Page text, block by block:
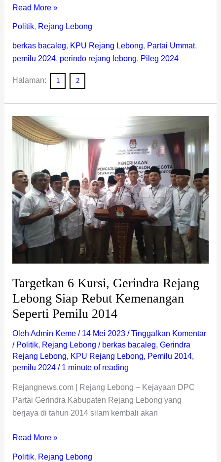
Read More »
Politik, Rejang Lebong
berkas bacaleg, KPU Rejang Lebong, Partai Ummat,
pemilu 2024, perindo rejang lebong, Pileg 2024
Halaman: 1 2
Targetkan 6 Kursi, Gerindra Rejang
Lebong Siap Rebut Kemenangan
Seperti Pemilu 2014
Oleh Admin Keme / 14 Mei 2023 /Tinggalkan Komentar
/ Politik, Rejang Lebong / berkas bacaleg, Gerindra
Rejang Lebong, KPU Rejang Lebong, Pemilu 2014,
pemilu 2024/ 1 minute of reading
Rejangnews.com | Rejang Lebong – Kejayaan DPC
Partai Gerindra Kabupaten Rejang Lebong yang
berjaya di tahun 2014 silam kembali akan
Targetkan
6
Rejang
Lebong
Siap
Rebut
Kemenangan
Seperti
Pemilu
2014
Read More »
Politik, Rejang Lebong